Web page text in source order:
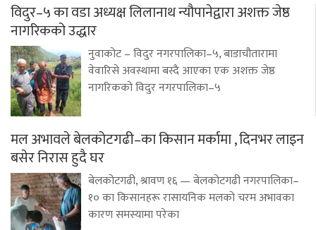
विदुर–५ का वडा अध्यक्ष लिलानाथ न्यौपानेद्वारा अशक्त जेष्ठ
नागरिकको उद्धार
नुवाकोट – विदुर नगरपालिका–५, बाडाचौतारामा
वेवारिसे अवस्थामा बस्दै आएका एक अशक्त जेष्ठ
नागरिकको विदुर नगरपालिका–५
मल अभावले बेलकोटगढी–का किसान मर्कामा , दिनभर लाइन
बसेर निरास हुदै घर
बेलकोटगढी, श्रावण १६ — बेलकोटगढी नगरपालिका–
१० का किसानहरू रासायनिक मलको चरम अभावका
कारण समस्यामा परेका